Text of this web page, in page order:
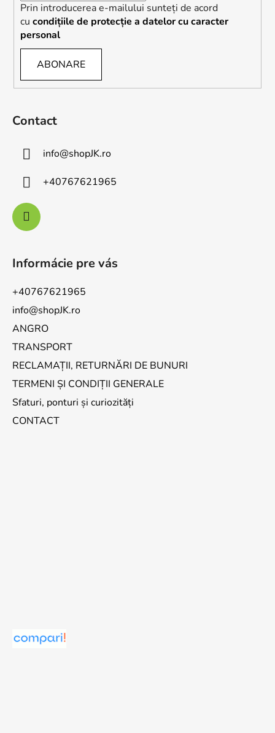
Prin introducerea e-mailului sunteți de acord
cu condițiile de protecție a datelor cu caracter
personal
ABONARE
Contact
info@shopJK.ro
+40767621965
Informácie pre vás
+40767621965
info@shopJK.ro
ANGRO
TRANSPORT
RECLAMAȚII, RETURNĂRI DE BUNURI
TERMENI ȘI CONDIȚII GENERALE
Sfaturi, ponturi și curiozități
CONTACT